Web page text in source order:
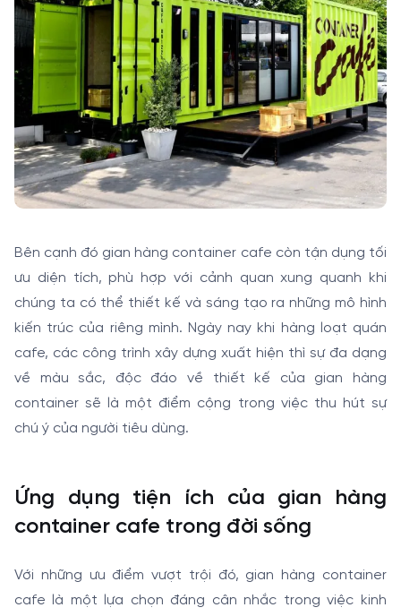
Bên cạnh đó gian hàng container cafe còn tận dụng tối
ưu diện tích, phù hợp với cảnh quan xung quanh khi
chúng ta có thể thiết kế và sáng tạo ra những mô hình
kiến trúc của riêng mình. Ngày nay khi hàng loạt quán
cafe, các công trình xây dựng xuất hiện thì sự đa dạng
về màu sắc, độc đáo về thiết kế của gian hàng
container sẽ là một điểm cộng trong việc thu hút sự
chú ý của người tiêu dùng.
Ứng dụng tiện ích của gian hàng
container cafe trong đời sống
Với những ưu điểm vượt trội đó, gian hàng container
cafe là một lựa chọn đáng cân nhắc trong việc kinh